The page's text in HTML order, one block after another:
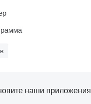
наши приложения